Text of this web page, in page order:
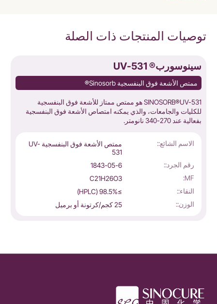
توصيات المنتجات ذات الصلة
سينوسورب® UV-531
ممتص الأشعة فوق البنفسجية Sinosorb®
SINOSORB®UV-531 هو ممتص ممتاز للأشعة فوق البنفسجية
للكليات والجامعات، والذي يمكنه امتصاص الأشعة فوق البنفسجية
بفعالية عند 270-340 نانومتر.
الاسم الشائع::
ممتص الأشعة فوق البنفسجية UV-
531
رقم الجرد::
1843-05-6
MF:
C21H26O3
النقاء::
≥98.5% (HPLC)
الوزن::
25 كجم/كرتونة أو برميل